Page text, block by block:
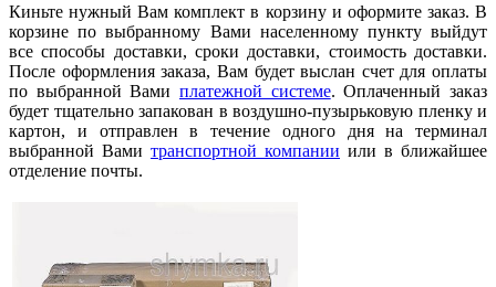
Киньте нужный Вам комплект в корзину и оформите заказ. В
корзине по выбранному Вами населенному пункту выйдут
все способы доставки, сроки доставки, стоимость доставки.
После оформления заказа, Вам будет выслан счет для оплаты
по выбранной Вами платежной системе. Оплаченный заказ
будет тщательно запакован в воздушно-пузырьковую пленку и
картон, и отправлен в течение одного дня на терминал
выбранной Вами транспортной компании или в ближайшее
отделение почты.